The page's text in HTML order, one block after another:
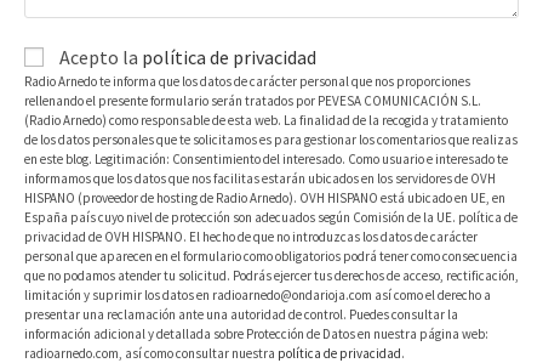
Acepto la política de privacidad
Radio Arnedo te informa que los datos de carácter personal que nos proporciones
rellenando el presente formulario serán tratados por PEVESA COMUNICACIÓN S.L.
(Radio Arnedo) como responsable de esta web. La finalidad de la recogida y tratamiento
de los datos personales que te solicitamos es para gestionar los comentarios que realizas
en este blog. Legitimación: Consentimiento del interesado. Como usuario e interesado te
informamos que los datos que nos facilitas estarán ubicados en los servidores de OVH
HISPANO (proveedor de hosting de Radio Arnedo). OVH HISPANO está ubicado en UE, en
España país cuyo nivel de protección son adecuados según Comisión de la UE. política de
privacidad de OVH HISPANO. El hecho de que no introduzcas los datos de carácter
personal que aparecen en el formulario como obligatorios podrá tener como consecuencia
que no podamos atender tu solicitud. Podrás ejercer tus derechos de acceso, rectificación,
limitación y suprimir los datos en radioarnedo@ondarioja.com así como el derecho a
presentar una reclamación ante una autoridad de control. Puedes consultar la
información adicional y detallada sobre Protección de Datos en nuestra página web:
radioarnedo.com, así como consultar nuestra política de privacidad.